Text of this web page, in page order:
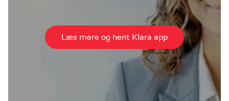
Læs mere og hent Klara app